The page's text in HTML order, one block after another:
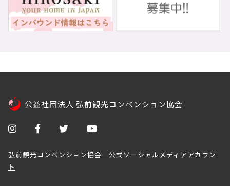
公益社団法人 弘前観光コンベンション協会
弘前観光コンベンション協会 公式ソーシャルメディアアカウン
ト